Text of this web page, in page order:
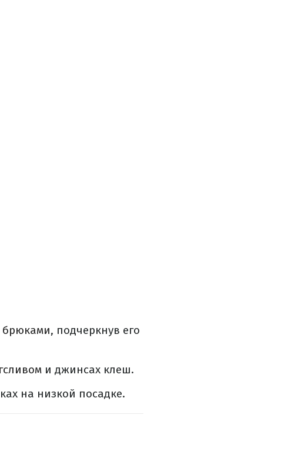
, подчеркнув его
и джинсах клеш.
на низкой посадке.